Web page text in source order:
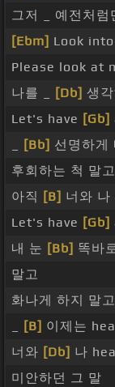
그저 _ 예전처럼
[Ebm] Look
Please look at
나를 _
[Db] 생
Let's have [Gb]
[Bb] 선명하게
후회하는 척 말고
아직 [B] 너와
Let's have [Gb]
내 눈 [Bb] 똑바
말고
화나게 하지 말고
[B] 이제는
너와 [Db] 나
미안하던 그 말